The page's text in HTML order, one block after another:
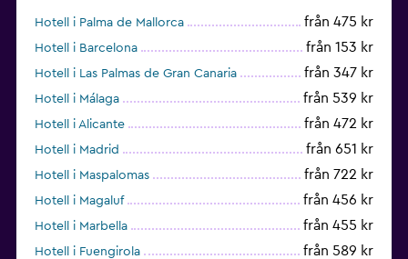
Hotell i Palma de Mallorca från 475 kr
Hotell i Barcelona från 153 kr
Hotell i Las Palmas de Gran Canaria från 347 kr
Hotell i Málaga från 539 kr
Hotell i Alicante från 472 kr
Hotell i Madrid från 651 kr
Hotell i Maspalomas från 722 kr
Hotell i Magaluf från 456 kr
Hotell i Marbella från 455 kr
Hotell i Fuengirola från 589 kr